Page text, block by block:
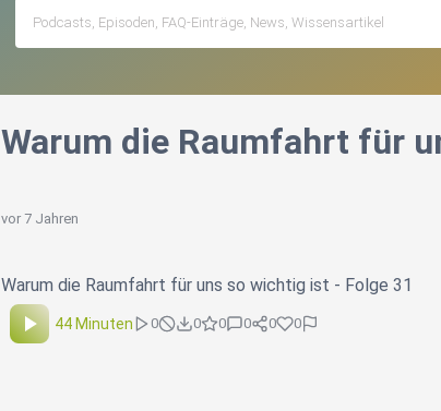
Warum die Raumfahrt für
vor 7 Jahren
Warum die Raumfahrt für uns so wichtig ist - Folge 31
44 Minuten 0 0 0 0 0 0